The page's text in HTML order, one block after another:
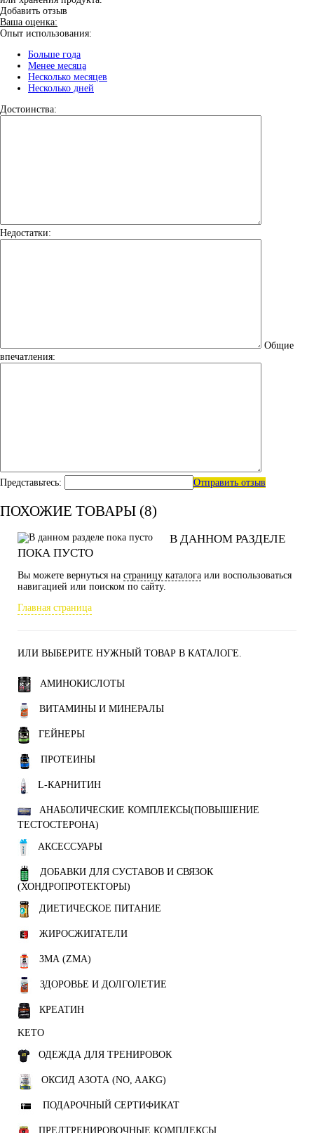
Добавить отзыв
Ваша оценка:
Опыт использования:
Больше года
Менее месяца
Несколько месяцев
Несколько дней
Достоинства:
Недостатки:
Общие
впечатления:
Представьтесь: Отправить отзыв
ПОХОЖИЕ ТОВАРЫ (8)
В ДАННОМ РАЗДЕЛЕ
ПОКА ПУСТО
Вы можете вернуться на страницу каталога или воспользоваться
навигацией или поиском по сайту.
Главная страница
ИЛИ ВЫБЕРИТЕ НУЖНЫЙ ТОВАР В КАТАЛОГЕ.
АМИНОКИСЛОТЫ
ВИТАМИНЫ И МИНЕРАЛЫ
ГЕЙНЕРЫ
ПРОТЕИНЫ
L-КАРНИТИН
АНАБОЛИЧЕСКИЕ КОМПЛЕКСЫ(ПОВЫШЕНИЕ
ТЕСТОСТЕРОНА)
АКСЕССУАРЫ
ДОБАВКИ ДЛЯ СУСТАВОВ И СВЯЗОК
(ХОНДРОПРОТЕКТОРЫ)
ДИЕТИЧЕСКОЕ ПИТАНИЕ
ЖИРОСЖИГАТЕЛИ
ЗМА (ZMA)
ЗДОРОВЬЕ И ДОЛГОЛЕТИЕ
КРЕАТИН
KETO
ОДЕЖДА ДЛЯ ТРЕНИРОВОК
ОКСИД АЗОТА (NO, AAKG)
ПОДАРОЧНЫЙ СЕРТИФИКАТ
ПРЕДТРЕНИРОВОЧНЫЕ КОМПЛЕКСЫ